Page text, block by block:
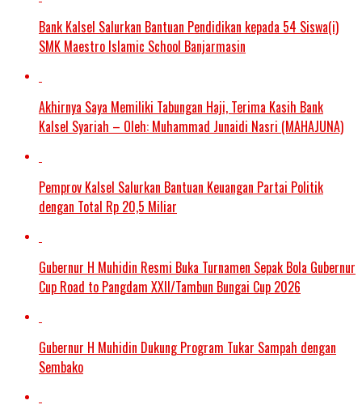
Bank Kalsel Salurkan Bantuan Pendidikan kepada 54 Siswa(i)
SMK Maestro Islamic School Banjarmasin
Akhirnya Saya Memiliki Tabungan Haji, Terima Kasih Bank
Kalsel Syariah – Oleh: Muhammad Junaidi Nasri (MAHAJUNA)
Pemprov Kalsel Salurkan Bantuan Keuangan Partai Politik
dengan Total Rp 20,5 Miliar
Gubernur H Muhidin Resmi Buka Turnamen Sepak Bola Gubernur
Cup Road to Pangdam XXII/Tambun Bungai Cup 2026
Gubernur H Muhidin Dukung Program Tukar Sampah dengan
Sembako